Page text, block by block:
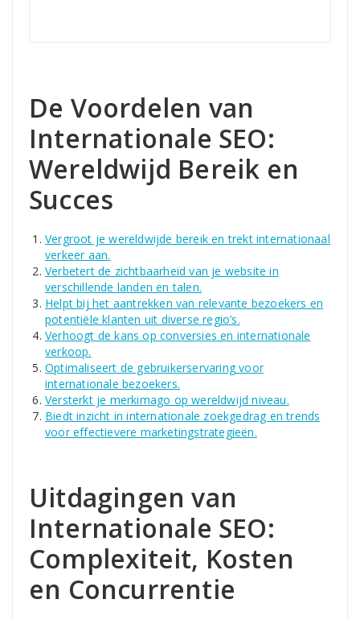
De Voordelen van
Internationale SEO:
Wereldwijd Bereik en
Succes
Vergroot je wereldwijde bereik en trekt internationaal
verkeer aan.
Verbetert de zichtbaarheid van je website in
verschillende landen en talen.
Helpt bij het aantrekken van relevante bezoekers en
potentiële klanten uit diverse regio’s.
Verhoogt de kans op conversies en internationale
verkoop.
Optimaliseert de gebruikerservaring voor
internationale bezoekers.
Versterkt je merkimago op wereldwijd niveau.
Biedt inzicht in internationale zoekgedrag en trends
voor effectievere marketingstrategieën.
Uitdagingen van
Internationale SEO:
Complexiteit, Kosten
en Concurrentie